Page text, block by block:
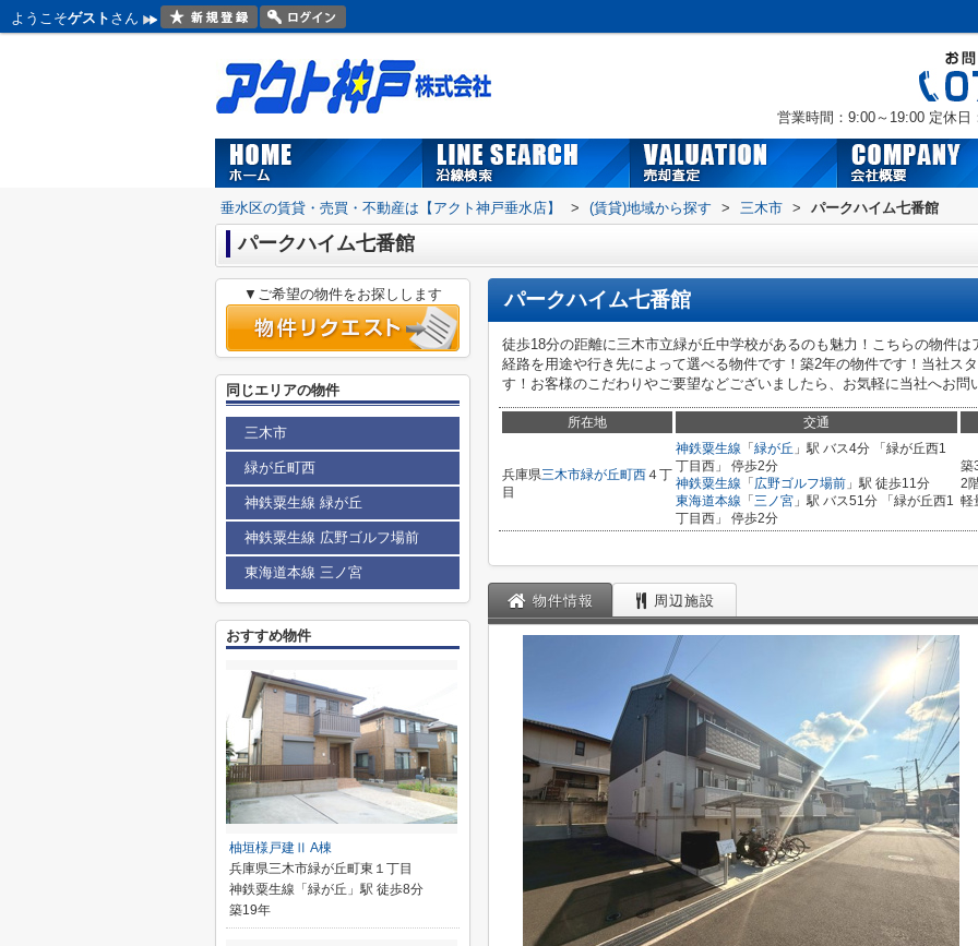
ようこそゲスト さん
営業時間：9:00～19:00 定休日
垂水区の賃貸・売買・不動産は【アクト神戸垂水店】 > (賃貸)地域から探す > 三木市 > パークハイム七番館
パークハイム七番館
パークハイム七番館
徒歩18分の距離に三木市立緑が丘中学校があるのも魅力！こちらの物件
経路を用途や行き先によって選べる物件です！築2年の物件です！当社ス
す！お客様のこだわりやご要望などございましたら、お気軽に当社へお問
所在地 交通
兵庫県三木市緑が丘町西４丁
目
神鉄粟生線 「 緑が丘 」駅 バス4分 「緑が丘西1
丁目西」 停歩2分
神鉄粟生線 「 広野ゴルフ場前 」駅 徒歩11分
東海道本線 「 三ノ宮 」駅 バス51分 「緑が丘西1
丁目西」 停歩2分
築
2
軽
物件情報 周辺施設
▼ご希望の物件をお探しします
同じエリアの物件
三木市
緑が丘町西
神鉄粟生線 緑が丘
神鉄粟生線 広野ゴルフ場前
東海道本線 三ノ宮
おすすめ物件
柚垣様戸建Ⅱ A棟
兵庫県三木市緑が丘町東１丁目
神鉄粟生線「緑が丘」駅 徒歩8分
築19年